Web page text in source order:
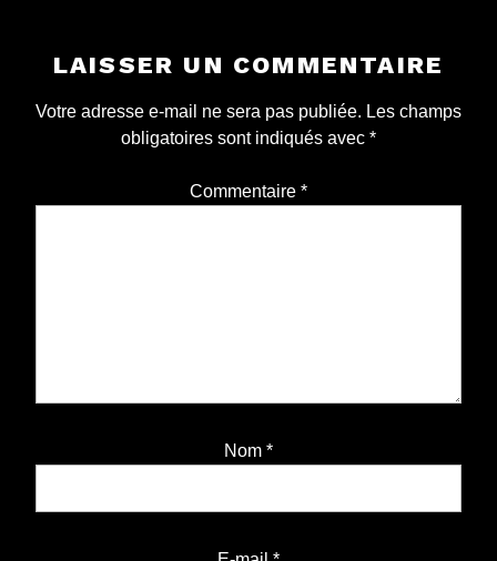
LAISSER UN COMMENTAIRE
Votre adresse e-mail ne sera pas publiée. Les champs
obligatoires sont indiqués avec *
Commentaire *
Nom *